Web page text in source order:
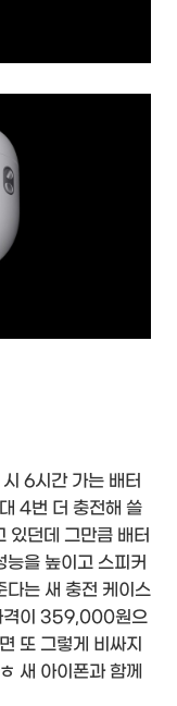
6시간 가는 배터
4번 더 충전해 쓸
있던데 그만큼 배터
능을 높이고 스피커
다는 새 충전 케이스
격이 359,000원으
또 그렇게 비싸지
새 아이폰과 함께